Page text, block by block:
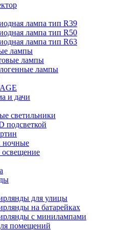
лампа тип R39
лампа тип R50
лампа тип R63
лампы
лампы
лампы
и дачи
светильники
подсветкой
ночные
для улицы
на батарейках
с минилампами
помещений